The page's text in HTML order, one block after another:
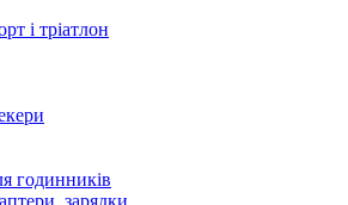
і тріатлон
годинників
зарядки